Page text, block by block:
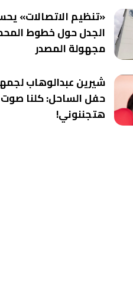
«تنظيم الاتصالات»
الجدل حول خطوط
مجهولة المصدر
شيرين عبدالوهاب
حفل الساحل: كلنا
هتجننوني!